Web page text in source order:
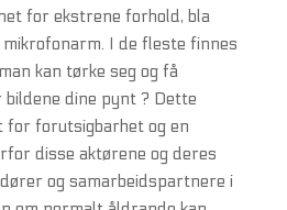
for ekstrene forhold, bla
I de fleste finnes
kan tørke seg og få
bildene dine pynt ? Dette
for forutsigbarhet og en
disse aktørene og deres
og samarbeidspartnere i